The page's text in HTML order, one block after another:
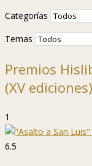
Categorías
Temas
Premios
(XV ediciones)
1
6.5